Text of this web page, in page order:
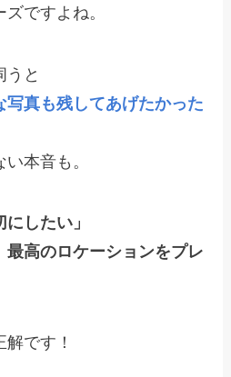
ですよね。
うと
写真も残してあげたかった
本音も。
したい」
最高のロケーションをプレ
です！